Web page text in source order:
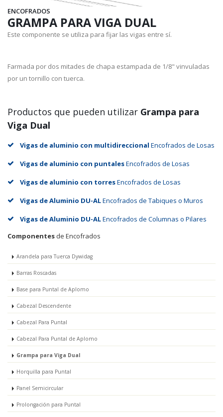
ENCOFRADOS
GRAMPA PARA VIGA DUAL
Este componente se utiliza para fijar las vigas entre sí.
Farmada por dos mitades de chapa estampada de 1/8" vinvuladas
por un tornillo con tuerca.
Productos que pueden utilizar Grampa para
Viga Dual
Vigas de aluminio con multidireccional Encofrados de Losas
Vigas de aluminio con puntalesEncofrados de Losas
Vigas de aluminio con torresEncofrados de Losas
Vigas de Aluminio DU-ALEncofrados de Tabiques o Muros
Vigas de Aluminio DU-ALEncofrados de Columnas o Pilares
Componentes de Encofrados
Arandela para Tuerca Dywidag
Barras Roscadas
Base para Puntal de Aplomo
Cabezal Descendente
Cabezal Para Puntal
Cabezal Para Puntal de Aplomo
Grampa para Viga Dual
Horquilla para Puntal
Panel Semicircular
Prolongación para Puntal